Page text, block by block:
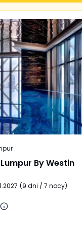
By Westin
(9 dni / 7 nocy)